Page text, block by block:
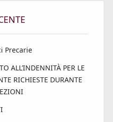
Precarie
ALL’INDENNITÀ PER LE
RICHIESTE DURANTE